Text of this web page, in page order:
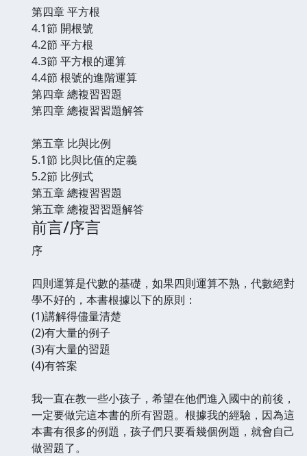
第四章 平方根
4.1節 開根號
4.2節 平方根
4.3節 平方根的運算
4.4節 根號的進階運算
第四章 總複習習題
第四章 總複習習題解答
第五章 比與比例
5.1節 比與比值的定義
5.2節 比例式
第五章 總複習習題
第五章 總複習習題解答
前言/序言
序
四則運算是代數的基礎，如果四則運算不熟，代數絕對
學不好的，本書根據以下的原則：
(1)講解得儘量清楚
(2)有大量的例子
(3)有大量的習題
(4)有答案
我一直在教一些小孩子，希望在他們進入國中的前後，
一定要做完這本書的所有習題。根據我的經驗，因為這
本書有很多的例題，孩子們只要看幾個例題，就會自己
做習題了。